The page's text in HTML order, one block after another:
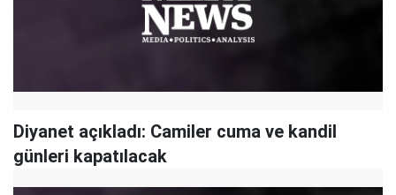
Diyanet açıkladı: Camiler cuma ve kandil
günleri kapatılacak